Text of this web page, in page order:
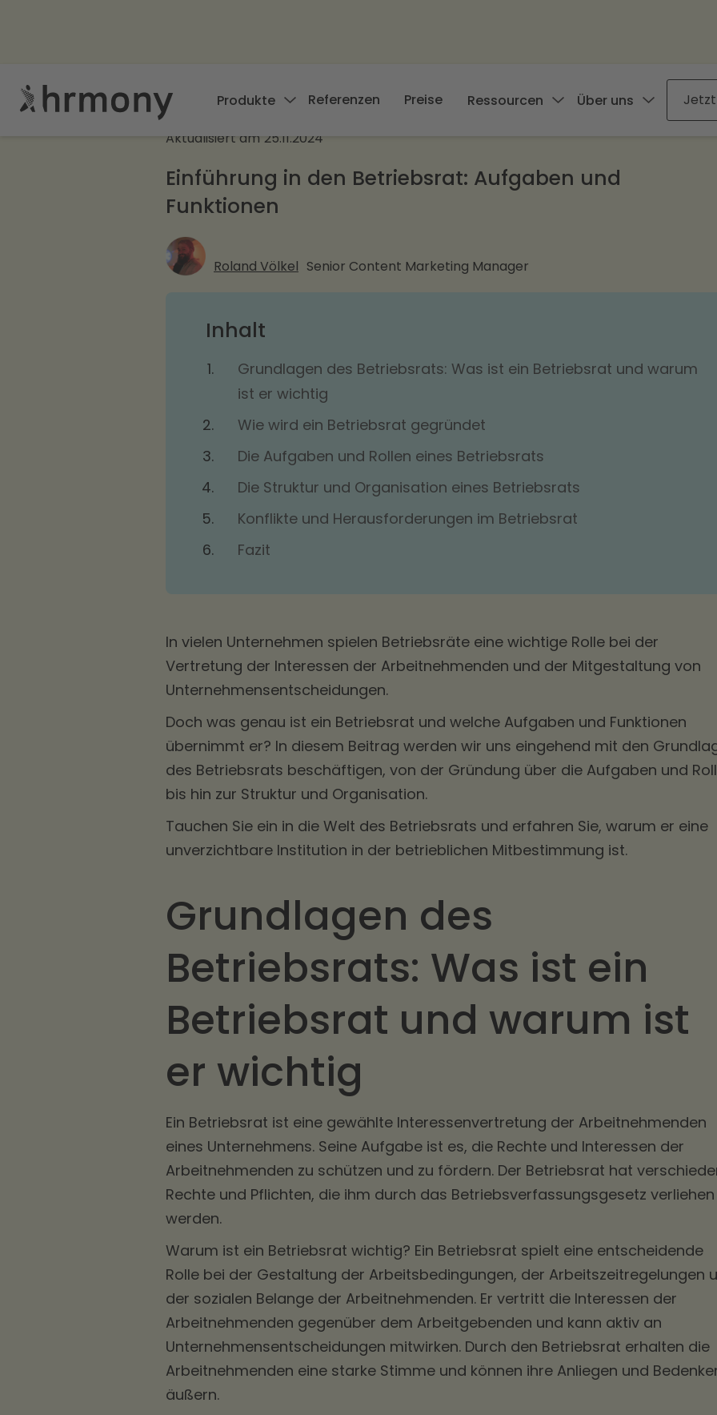
Produkte Referenzen Preise Ressourcen Über uns
Aktualisiert am 25.11.2024
Einführung in den Betriebsrat: Aufgaben und
Funktionen
Roland Völkel Senior Content Marketing Manager
Inhalt
Grundlagen des Betriebsrats: Was ist ein Betriebsrat und warum
ist er wichtig
Wie wird ein Betriebsrat gegründet
Die Aufgaben und Rollen eines Betriebsrats
Die Struktur und Organisation eines Betriebsrats
Konflikte und Herausforderungen im Betriebsrat
Fazit
In vielen Unternehmen spielen Betriebsräte eine wichtige Rolle bei der
Vertretung der Interessen der Arbeitnehmenden und der Mitgestaltung von
Unternehmensentscheidungen.
Doch was genau ist ein Betriebsrat und welche Aufgaben und Funktionen
übernimmt er? In diesem Beitrag werden wir uns eingehend mit den
des Betriebsrats beschäftigen, von der Gründung über die Aufgaben und
bis hin zur Struktur und Organisation.
Tauchen Sie ein in die Welt des Betriebsrats und erfahren Sie, warum er eine
unverzichtbare Institution in der betrieblichen Mitbestimmung ist.
Grundlagen des
Betriebsrats: Was ist ein
Betriebsrat und warum ist
er wichtig
Ein Betriebsrat ist eine gewählte Interessenvertretung der Arbeitnehmenden
eines Unternehmens. Seine Aufgabe ist es, die Rechte und Interessen der
Arbeitnehmenden zu schützen und zu fördern. Der Betriebsrat hat
Rechte und Pflichten, die ihm durch das Betriebsverfassungsgesetz verliehen
werden.
Warum ist ein Betriebsrat wichtig? Ein Betriebsrat spielt eine entscheidende
Rolle bei der Gestaltung der Arbeitsbedingungen, der Arbeitszeitregelungen
der sozialen Belange der Arbeitnehmenden. Er vertritt die Interessen der
Arbeitnehmenden gegenüber dem Arbeitgebenden und kann aktiv an
Unternehmensentscheidungen mitwirken. Durch den Betriebsrat erhalten die
Arbeitnehmenden eine starke Stimme und können ihre Anliegen und
äußern.